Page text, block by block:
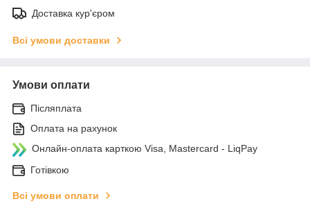
Доставка кур'єром
Всі умови доставки
Умови оплати
Післяплата
Оплата на рахунок
Онлайн-оплата карткою Visa, Mastercard - LiqPay
Готівкою
Всі умови оплати